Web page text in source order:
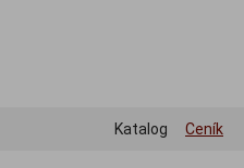
Katalog Ceník